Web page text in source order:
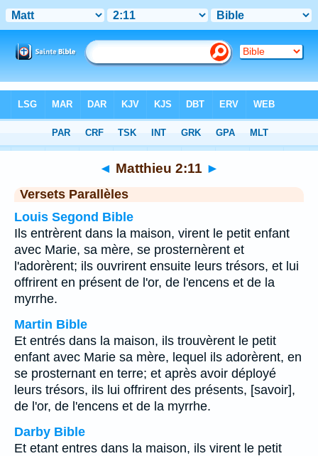
Chapitre 2 > Verset 11
◄ Matthieu 2:11 ►
Versets Parallèles
Louis Segond Bible
Ils entrèrent dans la maison, virent le petit enfant
avec Marie, sa mère, se prosternèrent et
l'adorèrent; ils ouvrirent ensuite leurs trésors, et lui
offrirent en présent de l'or, de l'encens et de la
myrrhe.
Martin Bible
Et entrés dans la maison, ils trouvèrent le petit
enfant avec Marie sa mère, lequel ils adorèrent, en
se prosternant en terre; et après avoir déployé
leurs trésors, ils lui offrirent des présents, [savoir],
de l'or, de l'encens et de la myrrhe.
Darby Bible
Et etant entres dans la maison, ils virent le petit